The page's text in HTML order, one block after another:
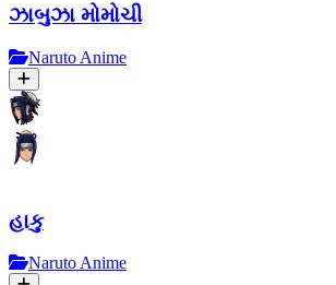
ઝાબુઝા મોમોચી
Naruto Anime
હાકુ
Naruto Anime